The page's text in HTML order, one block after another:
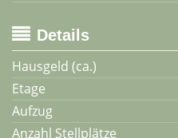
Details
Hausgeld (ca.)
Etage
Aufzug
Anzahl Stellplätze